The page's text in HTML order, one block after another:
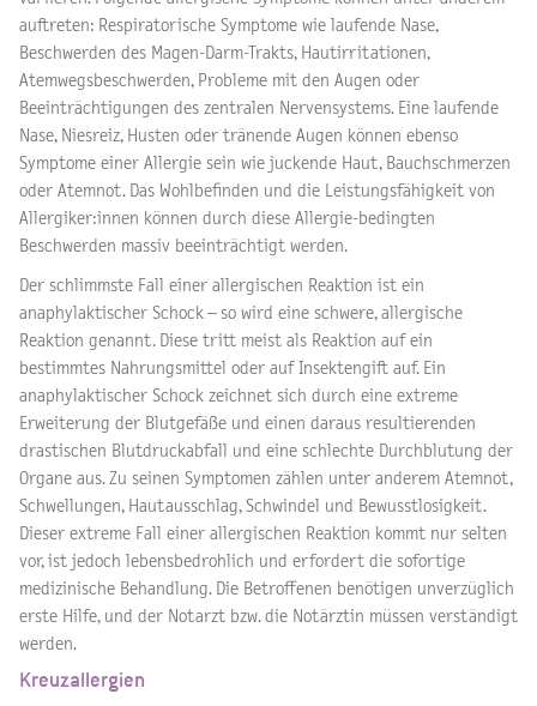
auftreten: Respiratorische Symptome wie laufende Nase,
Beschwerden des Magen-Darm-Trakts, Hautirritationen,
Atemwegsbeschwerden, Probleme mit den Augen oder
Beeinträchtigungen des zentralen Nervensystems. Eine laufende
Nase, Niesreiz, Husten oder tränende Augen können ebenso
Symptome einer Allergie sein wie juckende Haut, Bauchschmerzen
oder Atemnot. Das Wohlbefinden und die Leistungsfähigkeit von
Allergiker:innen können durch diese Allergie-bedingten
Beschwerden massiv beeinträchtigt werden.
Der schlimmste Fall einer allergischen Reaktion ist ein
anaphylaktischer Schock – so wird eine schwere, allergische
Reaktion genannt. Diese tritt meist als Reaktion auf ein
bestimmtes Nahrungsmittel oder auf Insektengift auf. Ein
anaphylaktischer Schock zeichnet sich durch eine extreme
Erweiterung der Blutgefäße und einen daraus resultierenden
drastischen Blutdruckabfall und eine schlechte Durchblutung der
Organe aus. Zu seinen Symptomen zählen unter anderem Atemnot,
Schwellungen, Hautausschlag, Schwindel und Bewusstlosigkeit.
Dieser extreme Fall einer allergischen Reaktion kommt nur selten
vor, ist jedoch lebensbedrohlich und erfordert die sofortige
medizinische Behandlung. Die Betroffenen benötigen unverzüglich
erste Hilfe, und der Notarzt bzw. die Notärztin müssen verständigt
werden.
Kreuzallergien